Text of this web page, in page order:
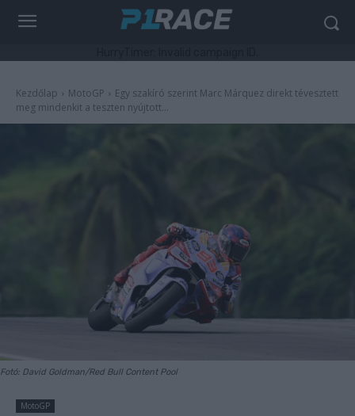
Kezdőlap MotoGP
Egy szakíró szerint Marc Márquez direkt tévesztett
meg mindenkit a teszten nyújtott...
Fotó: David Goldman/Red Bull Content Pool
MotoGP